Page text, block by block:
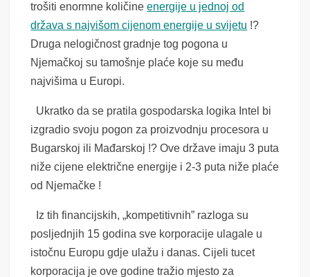
trošiti enormne količineenergije u jednoj od
država s najvišom cijenom energije u svijetu !?
Druga nelogičnost gradnje tog pogona u
Njemačkoj su tamošnje plaće koje su među
najvišima u Europi.
Ukratko da se pratila gospodarska logika Intel bi
izgradio svoju pogon za proizvodnju procesora u
Bugarskoj ili Mađarskoj !? Ove države imaju 3 puta
niže cijene električne energije i 2-3 puta niže plaće
od Njemačke !
Iz tih financijskih, „kompetitivnih” razloga su
posljednjih 15 godina sve korporacije ulagale u
istočnu Europu gdje ulažu i danas. Cijeli tucet
korporacija je ove godine tražio mjesto za